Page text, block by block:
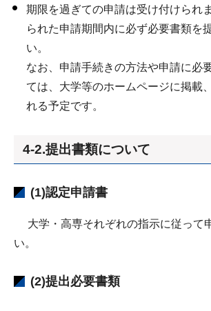
期限を過ぎての申請は受け付けられ
られた申請期間内に必ず必要書類を
い。
なお、申請手続きの方法や申請に必
ては、大学等のホームページに掲載
れる予定です。
4-2.提出書類について
(1)認定申請書
大学・高専それぞれの指示に従って
い。
(2)提出必要書類